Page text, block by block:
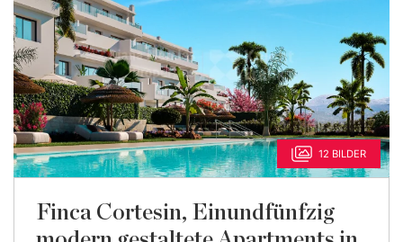
12 BILDER
Finca Cortesin, Einundfünfzig